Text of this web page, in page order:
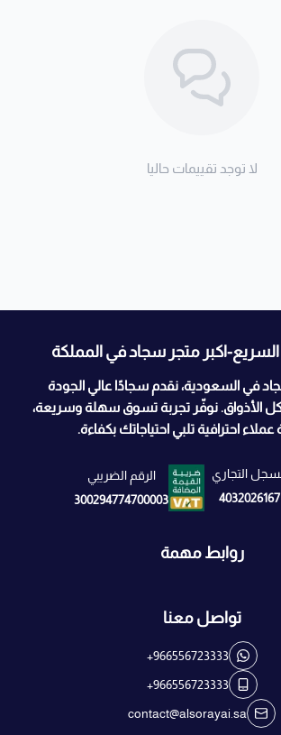
لا توجد تقييمات حاليا
اكبر متجر سجاد في المملكة
في السعودية، نقدم سجادًا عالي الجودة
الأذواق. نوفّر تجربة تسوق سهلة وسريعة،
احترافية تلبي احتياجاتك بكفاءة.
التجاري
4032026167
الرقم الضريبي
300294774700003
روابط مهمة
تواصل معنا
+966556723333
+966556723333
contact@alsorayai.sa